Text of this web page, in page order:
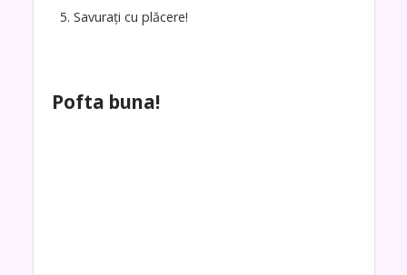
Savurați cu plăcere!
Pofta buna!